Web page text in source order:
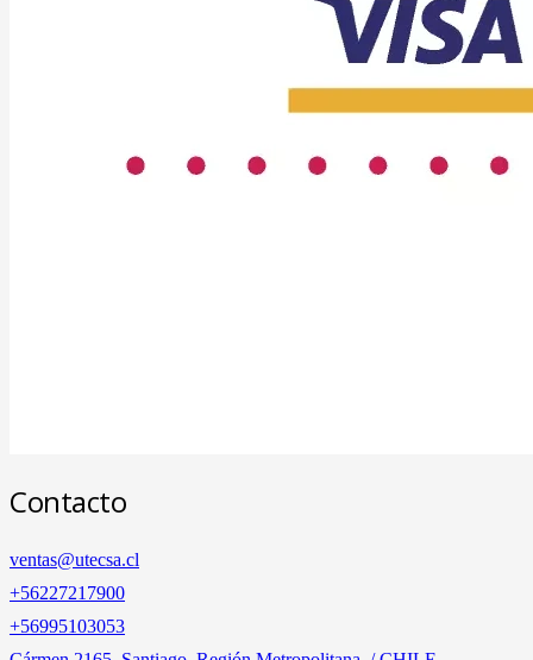
Contacto
ventas@utecsa.cl
+56227217900
‎+56995103053